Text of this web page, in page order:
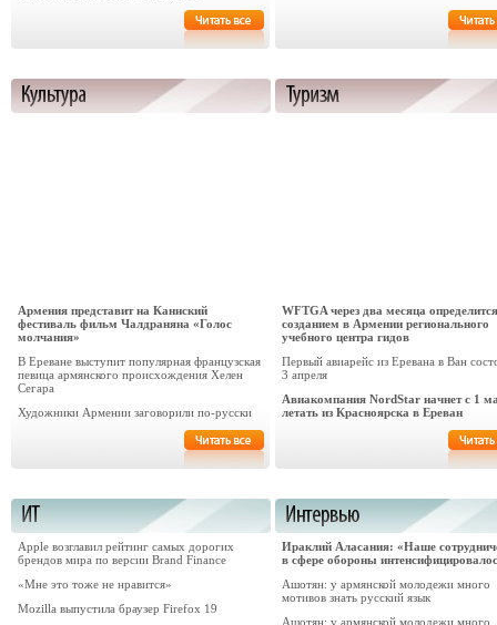
Армения представит на Каннский
фестиваль фильм Чалдраняна «Голос
молчания»
В Ереване выступит популярная французская
певица армянского происхождения Хелен
Сегара
Художники Армении заговорили по-русски
WFTGA через два месяца
созданием в Армении регионального
учебного центра гидов
Первый авиарейс из Еревана в Ван
3 апреля
Авиакомпания NordStar начнет с 1
летать из Красноярска в Ереван
Apple возглавил рейтинг самых дорогих
брендов мира по версии Brand Finance
«Мне это тоже не нравится»
Mozilla выпустила браузер Firefox 19
Ираклий Аласания: «Наше
в сфере обороны
Ашотян: у армянской молодежи много
мотивов знать русский язык
Ашотян: у армянской молодежи много